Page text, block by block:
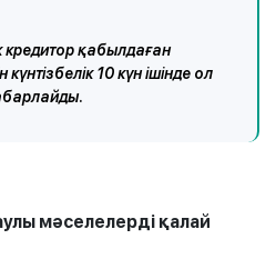
кредитор қабылдаған
10 күн ішінде ол
мәселелерді қалай